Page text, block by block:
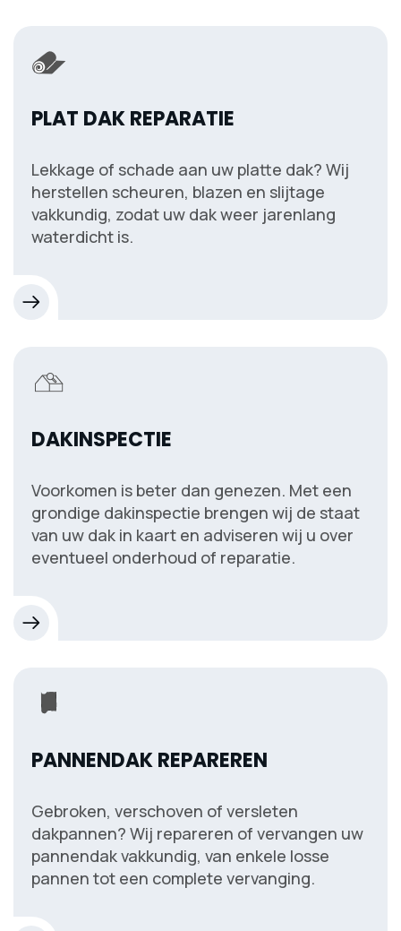
PLAT DAK REPARATIE
Lekkage of schade aan uw platte dak? Wij
herstellen scheuren, blazen en slijtage
vakkundig, zodat uw dak weer jarenlang
waterdicht is.
DAKINSPECTIE
Voorkomen is beter dan genezen. Met een
grondige dakinspectie brengen wij de staat
van uw dak in kaart en adviseren wij u over
eventueel onderhoud of reparatie.
PANNENDAK REPAREREN
Gebroken, verschoven of versleten
dakpannen? Wij repareren of vervangen uw
pannendak vakkundig, van enkele losse
pannen tot een complete vervanging.